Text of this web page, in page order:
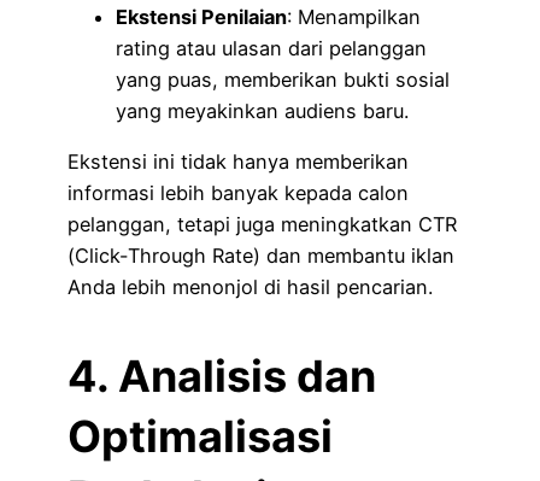
Ekstensi Penilaian: Menampilkan
rating atau ulasan dari pelanggan
yang puas, memberikan bukti sosial
yang meyakinkan audiens baru.
Ekstensi ini tidak hanya memberikan
informasi lebih banyak kepada calon
pelanggan, tetapi juga meningkatkan CTR
(Click-Through Rate) dan membantu iklan
Anda lebih menonjol di hasil pencarian.
4. Analisis dan
Optimalisasi